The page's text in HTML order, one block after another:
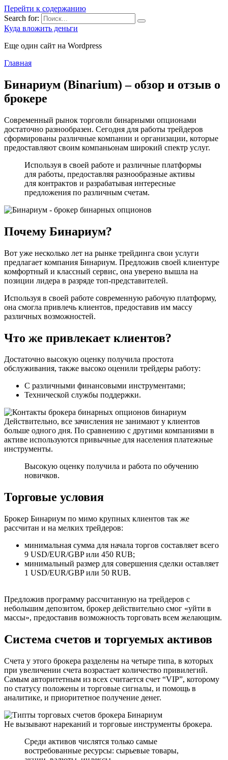
Перейти к содержанию
Search for:
Куда вложить деньги
Еще один сайт на Wordpress
Главная
Бинариум (Binarium) – обзор и отзыв о
брокере
Современный рынок торговли бинарными опционами
достаточно разнообразен. Сегодня для работы трейдеров
сформированы различные компании и организации, которые
предоставляют своим компаньонам широкий спектр услуг.
Используя в своей работе и различные платформы
для работы, предоставляя разнообразные активы
для контрактов и разрабатывая интересные
предложения по различным счетам.
Почему Бинариум?
Вот уже несколько лет на рынке трейдинга свои услуги
предлагает компания Бинариум. Предложив своей клиентуре
комфортный и классный сервис, она уверено вышла на
позиции лидера в разряде топ-представителей.
Используя в своей работе современную рабочую платформу,
она смогла привлечь клиентов, предоставив им массу
различных возможностей.
Что же привлекает клиентов?
Достаточно высокую оценку получила простота
обслуживания, также высоко оценили трейдеры работу:
С различными финансовыми инструментами;
Технической службы поддержки.
Действительно, все зачисления не занимают у клиентов
больше одного дня. По сравнению с другими компаниями в
активе используются привычные для населения платежные
инструменты.
Высокую оценку получила и работа по обучению
новичков.
Торговые условия
Брокер Бинариум по мимо крупных клиентов так же
рассчитан и на мелких трейдеров:
минимальная сумма для начала торгов составляет всего
9 USD/EUR/GBP или 450 RUB;
минимальный размер для совершения сделки оставляет
1 USD/EUR/GBP или 50 RUB.
Предложив программу рассчитанную на трейдеров с
небольшим депозитом, брокер действительно смог «уйти в
массы», предоставив возможность торговать всем желающим.
Система счетов и торгуемых активов
Счета у этого брокера разделены на четыре типа, в которых
при увеличении счета возрастает количество привилегий.
Самым авторитетным из всех считается счет “VIP”, которому
по статусу положены и торговые сигналы, и помощь в
аналитике, и приоритетное получение денег.
Не вызывают нареканий и торговые инструменты брокера.
Среди активов числятся только самые
востребованные ресурсы: сырьевые товары,